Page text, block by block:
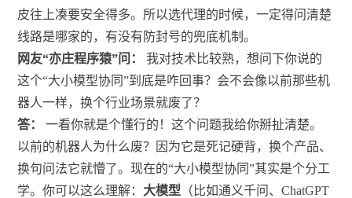
皮往上凑要安全得多。所以选代理的时候，一定得问清楚
线路是哪家的，有没有防封号的兜底机制。
网友“亦庄程序猿”问：
我对技术比较熟，想问下你说的
这个“大小模型协同”到底是咋回事？会不会像以前那些机
器人一样，换个行业场景就废了？
答：
一看你就是个懂行的！这个问题我给你掰扯清楚。
以前的机器人为什么废？因为它是死记硬背，换个产品、
换句问法它就懵了。现在的“大小模型协同”其实是个分工
学。你可以这么理解： 大模型 （比如通义千问、ChatGPT